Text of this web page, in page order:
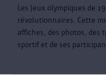
Les Jeux olympiques de
révolutionnaires. Cette
affiches, des photos, des
sportif et de ses